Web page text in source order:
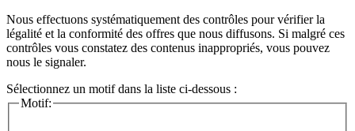
Nous effectuons systématiquement des contrôles pour vérifier la
légalité et la conformité des offres que nous diffusons. Si malgré ces
contrôles vous constatez des contenus inappropriés, vous pouvez
nous le signaler.
Sélectionnez un motif dans la liste ci-dessous :
Motif: